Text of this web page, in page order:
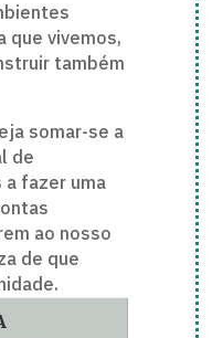
que vivemos,
também
somar-se a
de
a fazer uma
ao nosso
de que